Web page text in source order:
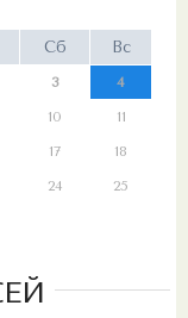
Сб Вс
3 4
10 11
17 18
24 25